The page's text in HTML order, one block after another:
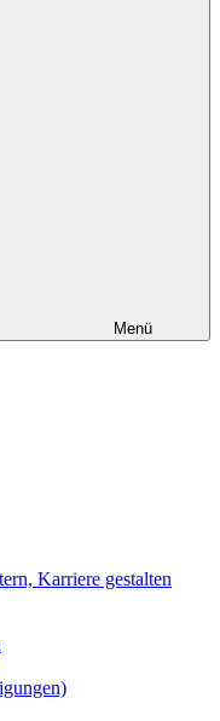
Menü
Karriere gestalten